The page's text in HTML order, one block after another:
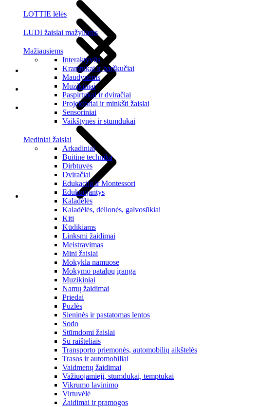
LOTTIE lėlės
LUDI žaislai mažyliams
Mažiausiems
Interaktyvūs
Kramtukai ir barškučiai
Maudynėms
Muzikiniai
Paspirtukai ir dviračiai
Projektoriai ir minkšti žaislai
Sensoriniai
Vaikštynės ir stumdukai
Mediniai žaislai
Arkadiniai
Buitinė technika
Dirbtuvės
Dviračiai
Edukacija ir Montessori
Edukuojantys
Kaladėlės
Kaladėlės, dėlionės, galvosūkiai
Kiti
Kūdikiams
Linksmi žaidimai
Meistravimas
Mini žaislai
Mokykla namuose
Mokymo patalpų įranga
Muzikiniai
Namų žaidimai
Priedai
Puzlės
Sieninės ir pastatomas lentos
Sodo
Stūmdomi žaislai
Su raišteliais
Transporto priemonės, automobilių aikštelės
Trasos ir automobiliai
Vaidmenų žaidimai
Važiuojamieji, stumdukai, temptukai
Vikrumo lavinimo
Virtuvėlė
Žaidimai ir pramogos